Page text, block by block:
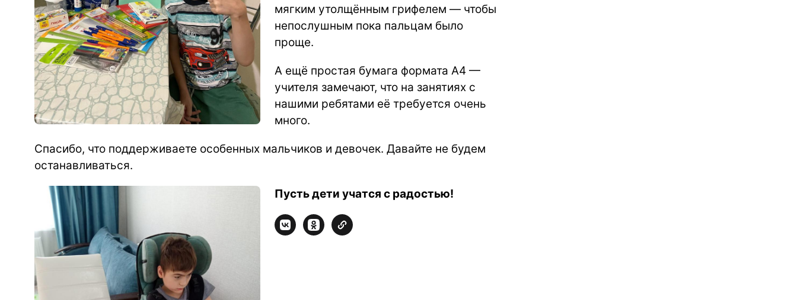
мягким утолщённым грифелем — чтобы
непослушным пока пальцам было
проще.
А ещё простая бумага формата А4 —
учителя замечают, что на занятиях с
нашими ребятами её требуется очень
много.
Спасибо, что поддерживаете особенных мальчиков и девочек. Давайте не будем
останавливаться.
Пусть дети учатся с радостью!